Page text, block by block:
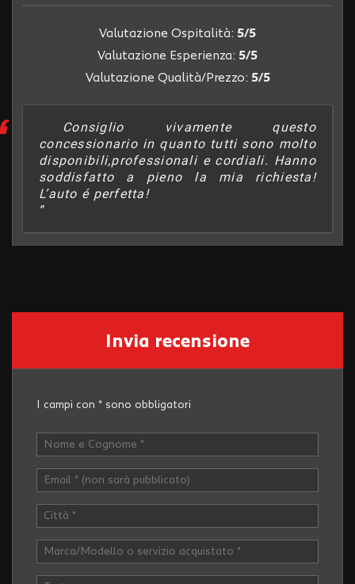
Valutazione Ospitalità: 5/5
Valutazione Esperienza: 5/5
Valutazione Qualità/Prezzo: 5/5
Consiglio vivamente questo
concessionario in quanto tutti sono molto
disponibili,professionali e cordiali. Hanno
soddisfatto a pieno la mia richiesta!
L’auto é perfetta!
Invia recensione
I campi con * sono obbligatori